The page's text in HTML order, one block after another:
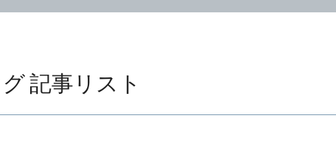
記事リスト